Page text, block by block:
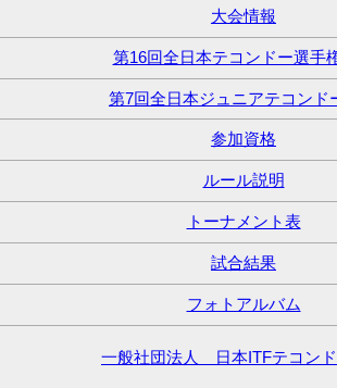
大会情報
第16回全日本テコンドー選手
第7回全日本ジュニアテコンド
参加資格
ルール説明
トーナメント表
試合結果
フォトアルバム
一般社団法人 日本ITFテコン